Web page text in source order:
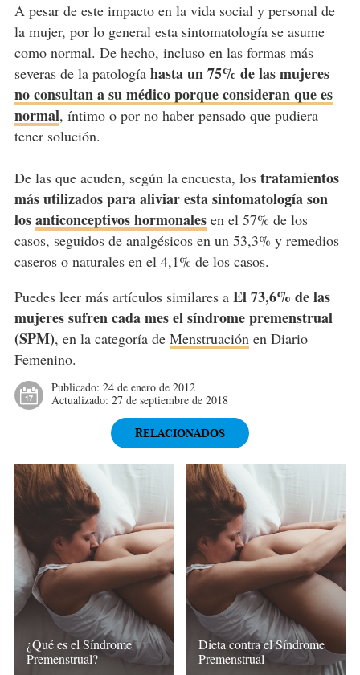
A pesar de este impacto en la vida social y personal de
la mujer, por lo general esta sintomatología se asume
como normal. De hecho, incluso en las formas más
severas de la patología hasta un 75% de las mujeres
no consultan a su médico porque consideran que es
normal, íntimo o por no haber pensado que pudiera
tener solución.
De las que acuden, según la encuesta, los tratamientos
más utilizados para aliviar esta sintomatología son
losanticonceptivos hormonalesen el 57% de los
casos, seguidos de analgésicos en un 53,3% y remedios
caseros o naturales en el 4,1% de los casos.
Puedes leer más artículos similares a El 73,6% de las
mujeres sufren cada mes el síndrome premenstrual
(SPM), en la categoría de Menstruaciónen Diario
Femenino.
Publicado: 24 de enero de 2012
Actualizado: 27 de septiembre de 2018
RELACIONADOS
¿Qué es el Síndrome
Premenstrual?
Dieta contra el Síndrome
Premenstrual